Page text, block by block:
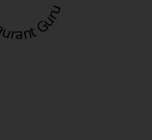
Guru